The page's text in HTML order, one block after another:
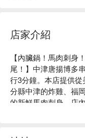
店家介紹
【內臟鍋！馬肉刺身
尾！】中津唐揚博多
行3分鐘。本店提供
分縣中津的炸雞、福
的新鮮馬肉刺身。店